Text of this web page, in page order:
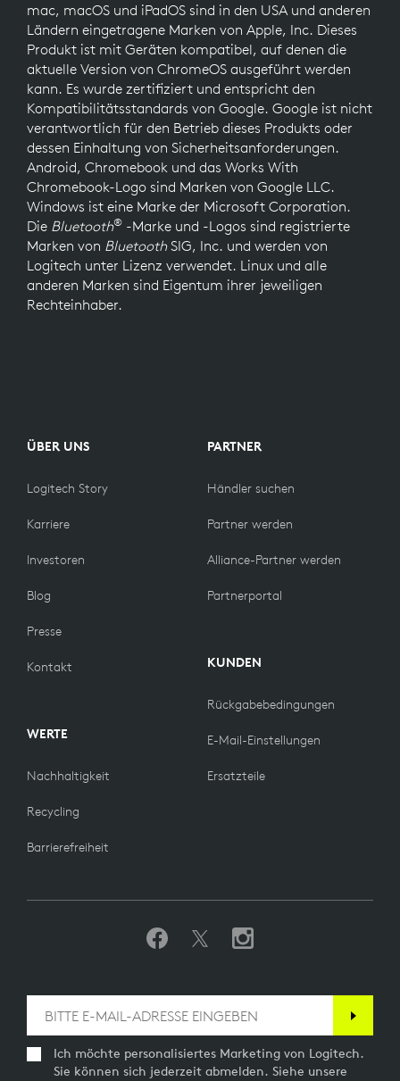
mac, macOS und iPadOS sind in den USA und anderen
Ländern eingetragene Marken von Apple, Inc. Dieses
Produkt ist mit Geräten kompatibel, auf denen die
aktuelle Version von ChromeOS ausgeführt werden
kann. Es wurde zertifiziert und entspricht den
Kompatibilitätsstandards von Google. Google ist nicht
verantwortlich für den Betrieb dieses Produkts oder
dessen Einhaltung von Sicherheitsanforderungen.
Android, Chromebook und das Works With
Chromebook-Logo sind Marken von Google LLC.
Windows ist eine Marke der Microsoft Corporation.
Die Bluetooth® -Marke und -Logos sind registrierte
Marken von BluetoothSIG, Inc. und werden von
Logitech unter Lizenz verwendet. Linux und alle
anderen Marken sind Eigentum ihrer jeweiligen
Rechteinhaber.
ÜBER UNS
Logitech Story
Karriere
Investoren
Blog
Presse
Kontakt
WERTE
Nachhaltigkeit
Recycling
Barrierefreiheit
PARTNER
Händler suchen
Partner werden
Alliance-Partner werden
Partnerportal
KUNDEN
Rückgabebedingungen
E-Mail-Einstellungen
Ersatzteile
Ich möchte personalisiertes Marketing von Logitech.
Sie können sich jederzeit abmelden. Siehe unsere